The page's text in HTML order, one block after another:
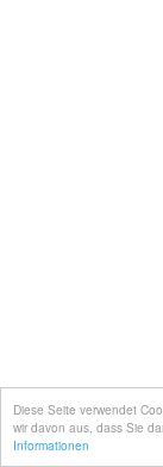
Diese Seite verwendet
wir davon aus, dass Sie
Informationen